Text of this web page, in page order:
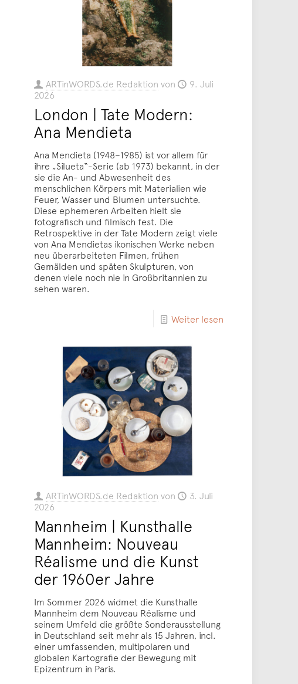
ARTinWORDS.de Redaktion von
9. Juli
2026
London | Tate Modern:
Ana Mendieta
Ana Mendieta (1948–1985) ist vor allem für
ihre „Silueta“-Serie (ab 1973) bekannt, in der
sie die An- und Abwesenheit des
menschlichen Körpers mit Materialien wie
Feuer, Wasser und Blumen untersuchte.
Diese ephemeren Arbeiten hielt sie
fotografisch und filmisch fest. Die
Retrospektive in der Tate Modern zeigt viele
von Ana Mendietas ikonischen Werke neben
neu überarbeiteten Filmen, frühen
Gemälden und späten Skulpturen, von
denen viele noch nie in Großbritannien zu
sehen waren.
Weiter lesen
ARTinWORDS.de Redaktion von
3. Juli
2026
Mannheim | Kunsthalle
Mannheim: Nouveau
Réalisme und die Kunst
der 1960er Jahre
Im Sommer 2026 widmet die Kunsthalle
Mannheim dem Nouveau Réalisme und
seinem Umfeld die größte Sonderausstellung
in Deutschland seit mehr als 15 Jahren, incl.
einer umfassenden, multipolaren und
globalen Kartografie der Bewegung mit
Epizentrum in Paris.